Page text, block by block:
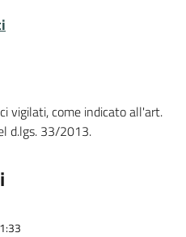
vigilati, come indicato all'art.
d.lgs. 33/2013.